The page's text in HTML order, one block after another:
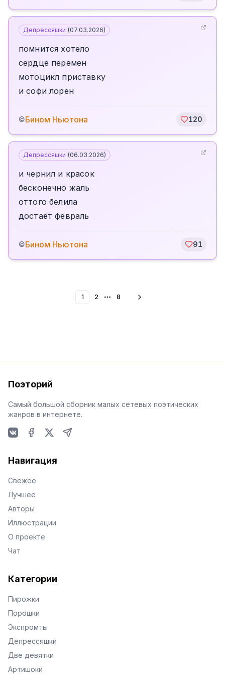
Депрессяшки (07.03.2026)
помнится хотело
сердце перемен
мотоцикл приставку
и софи лорен
©Бином Ньютона 120
Депрессяшки (06.03.2026)
и чернил и красок
бесконечно жаль
оттого белила
достаёт февраль
©Бином Ньютона 91
1 2 More pages
8
Поэторий
Самый большой сборник малых сетевых поэтических
жанров в интернете.
Навигация
Свежее
Лучшее
Авторы
Иллюстрации
О проекте
Чат
Категории
Пирожки
Порошки
Экспромты
Депрессяшки
Две девятки
Артишоки